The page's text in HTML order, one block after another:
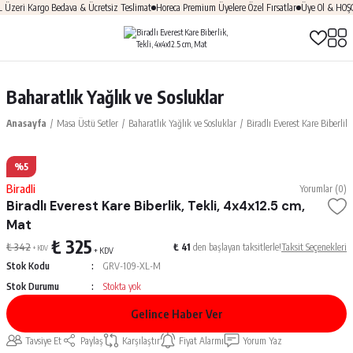
Kargo Bedava & Ücretsiz Teslimat Horeca Premium Üyelere Özel Fırsatlar Üye Ol &
Baharatlık Yağlık ve Sosluklar
Anasayfa Masa Üstü Setler Baharatlık Yağlık ve Sosluklar Biradlı Everest Kare
%5
Biradli Yorumlar (0)
Biradlı Everest Kare Biberlik, Tekli, 4x4x12.5 cm,
Mat
₺ 342 + KDV ₺ 325 + KDV ₺ 41 den başlayan taksitlerle!Taksit Seçenekleri
Stok Kodu
GRV-109-XL-M
Stok Durumu
Stokta yok
Gelince Haber Ver
Tavsiye Et Paylaş Karşılaştır Fiyat Alarmı Yorum Yaz